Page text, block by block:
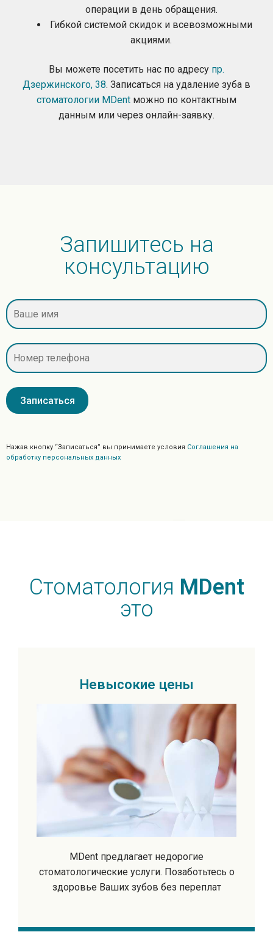
операции в день обращения.
Гибкой системой скидок и всевозможными
акциями.
Вы можете посетить нас по адресу пр.
Дзержинского, 38. Записаться на удаление зуба в
стоматологии MDent можно по контактным
данным или через онлайн-заявку.
Запишитесь на
консультацию
Нажав кнопку “Записаться” вы принимаете условия Соглашения на
обработку персональных данных
Стоматология MDent
это
Невысокие цены
MDent предлагает недорогие
стоматологические услуги. Позаботьтесь о
здоровье Ваших зубов без переплат